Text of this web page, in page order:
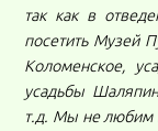
так как в
посетить Музей
Коломенское,
усадьбы
т.д. Мы не любим